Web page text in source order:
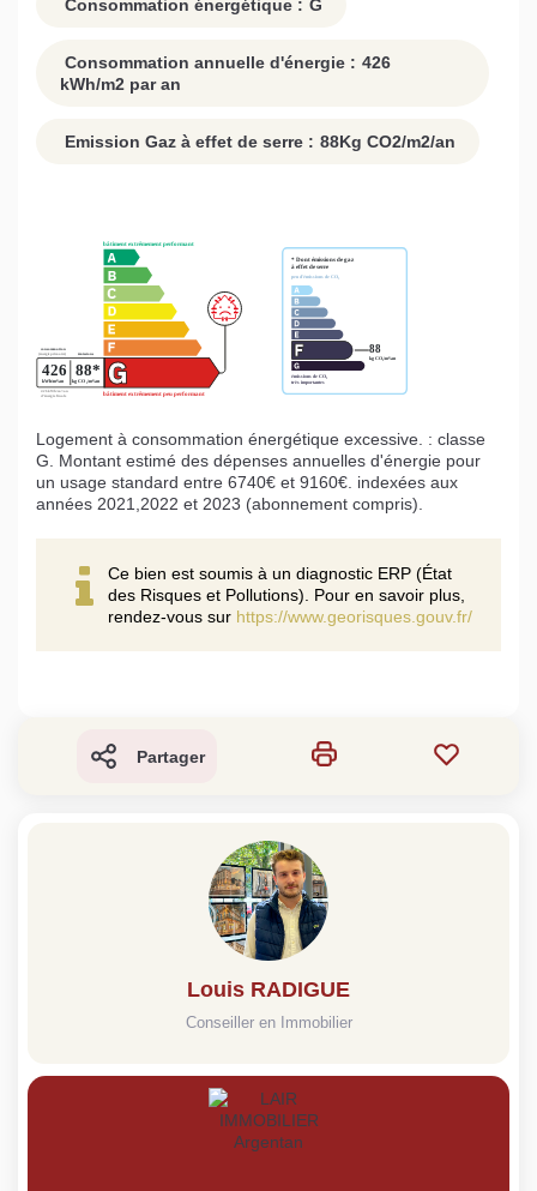
Consommation énergétique : G
Consommation annuelle d'énergie : 426
kWh/m2 par an
Emission Gaz à effet de serre : 88Kg CO2/m2/an
Logement à consommation énergétique excessive. : classe
G. Montant estimé des dépenses annuelles d'énergie pour
un usage standard entre 6740€ et 9160€. indexées aux
années 2021,2022 et 2023 (abonnement compris).
Ce bien est soumis à un diagnostic ERP (État
des Risques et Pollutions). Pour en savoir plus,
rendez-vous sur https://www.georisques.gouv.fr/
Partager
Louis RADIGUE
Conseiller en Immobilier